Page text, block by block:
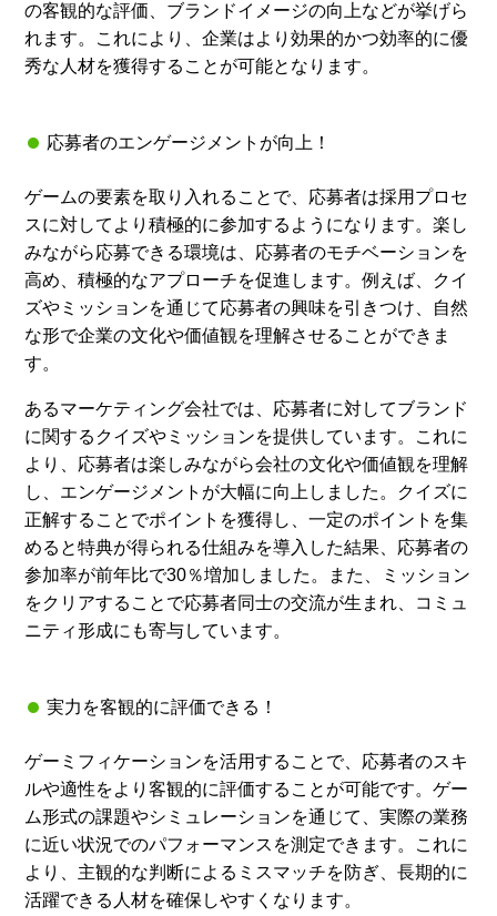
の客観的な評価、ブランドイメージの向上などが挙げら
れます。これにより、企業はより効果的かつ効率的に優
秀な人材を獲得することが可能となります。
応募者のエンゲージメントが向上！
ゲームの要素を取り入れることで、応募者は採用プロセ
スに対してより積極的に参加するようになります。楽し
みながら応募できる環境は、応募者のモチベーションを
高め、積極的なアプローチを促進します。例えば、クイ
ズやミッションを通じて応募者の興味を引きつけ、自然
な形で企業の文化や価値観を理解させることができま
す。
あるマーケティング会社では、応募者に対してブランド
に関するクイズやミッションを提供しています。これに
より、応募者は楽しみながら会社の文化や価値観を理解
し、エンゲージメントが大幅に向上しました。クイズに
正解することでポイントを獲得し、一定のポイントを集
めると特典が得られる仕組みを導入した結果、応募者の
参加率が前年比で30％増加しました。また、ミッション
をクリアすることで応募者同士の交流が生まれ、コミュ
ニティ形成にも寄与しています。
実力を客観的に評価できる！
ゲーミフィケーションを活用することで、応募者のスキ
ルや適性をより客観的に評価することが可能です。ゲー
ム形式の課題やシミュレーションを通じて、実際の業務
に近い状況でのパフォーマンスを測定できます。これに
より、主観的な判断によるミスマッチを防ぎ、長期的に
活躍できる人材を確保しやすくなります。